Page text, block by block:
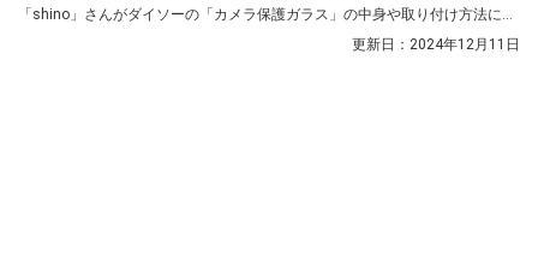
「shino」さんがダイソーの「カメラ保護ガラス」の中身や取り付け方法につ
いて紹介してくれました。スマホを保護できるハイコスパなアイテムをお探
更新日： 2024年12月11日